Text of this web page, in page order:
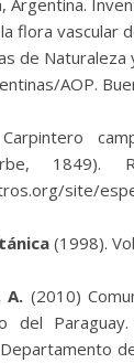
Argentina.
flora vascular
de Naturaleza
AOP.
1849).
site/
(1998).
A. (2010)
del